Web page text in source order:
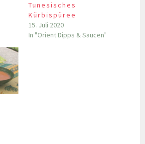
Tunesisches
Kürbispüree
15. Juli 2020
In "Orient Dipps & Saucen"